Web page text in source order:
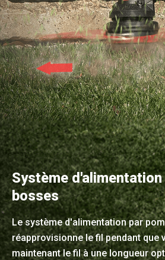
Système d'alimentation
bosses
Le système d'alimentation par
réapprovisionne le fil pendant que
maintenant le fil à une longueur